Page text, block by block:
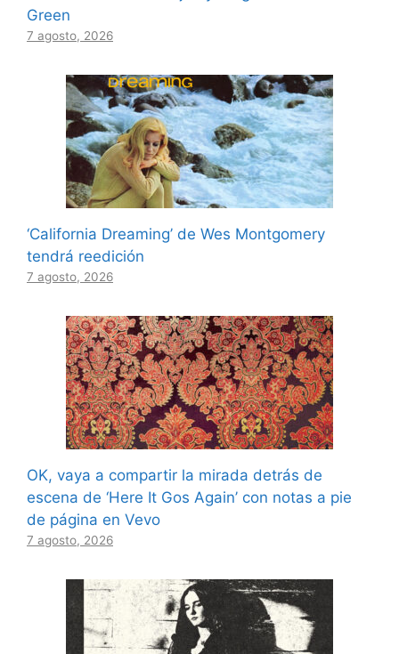
Green
7 agosto, 2026
‘California Dreaming’ de Wes Montgomery
tendrá reedición
7 agosto, 2026
OK, vaya a compartir la mirada detrás de
escena de ‘Here It Gos Again’ con notas a pie
de página en Vevo
7 agosto, 2026